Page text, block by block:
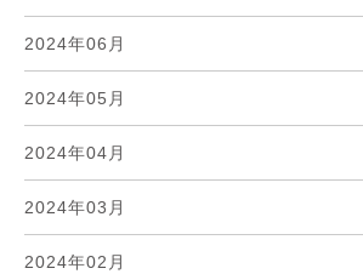
2024年06月
2024年05月
2024年04月
2024年03月
2024年02月